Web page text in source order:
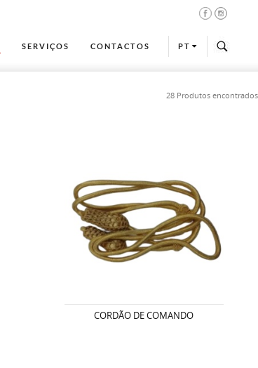
SERVIÇOS CONTACTOS PT
28 Produtos encontrados
CORDÃO DE COMANDO